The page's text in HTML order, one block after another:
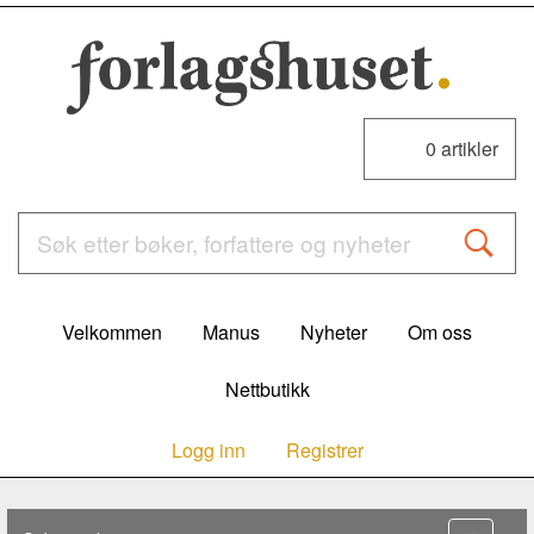
0 artikler
Velkommen Manus Nyheter Om oss
Nettbutikk
Logg inn Registrer